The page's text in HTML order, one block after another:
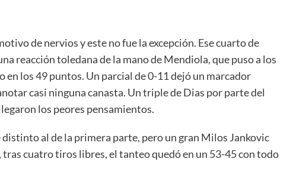
de nervios y este no fue la excepción. Ese cuarto de
reacción toledana de la mano de Mendiola, que puso a los
en los 49 puntos. Un parcial de 0-11 dejó un marcador
casi ninguna canasta. Un triple de Dias por parte del
los peores pensamientos.
al de la primera parte, pero un gran Milos Jankovic
cuatro tiros libres, el tanteo quedó en un 53-45 con todo